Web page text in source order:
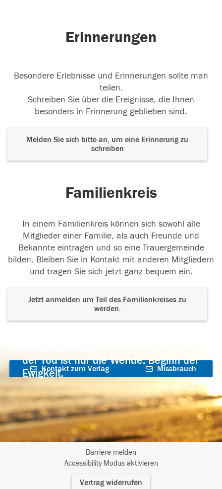
Erinnerungen
Besondere Erlebnisse und Erinnerungen sollte man
teilen.
Schreiben Sie über die Ereignisse, die Ihnen
besonders in Erinnerung geblieben sind.
Melden Sie sich bitte an, um eine Erinnerung zu
schreiben
Familienkreis
In einem Familienkreis können sich sowohl alle
Mitglieder einer Familie, als auch Freunde und
Bekannte eintragen und so eine Trauergemeinde
bilden. Bleiben Sie in Kontakt mit anderen Mitgliedern
und tragen Sie sich jetzt ganz bequem ein.
Jetzt anmelden um Teil des Familienkreises zu
werden.
der Tod ist nur die Wende, Beginn der
Ewigkeit.
Kontakt zum Verlag
aufnehmen
Missbrauch
Barriere melden
Accessibility-Modus aktivieren
Vertrag widerrufen